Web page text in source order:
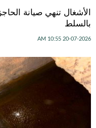
الأشغال تنهي صيانة
بالسلط
20-07-2026 10:55 AM